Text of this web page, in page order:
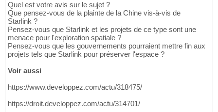
Quel est votre avis sur le sujet ?
Que pensez-vous de la plainte de la Chine vis-à-vis de
Starlink ?
Pensez-vous que Starlink et les projets de ce type sont une
menace pour l'exploration spatiale ?
Pensez-vous que les gouvernements pourraient mettre fin aux
projets tels que Starlink pour préserver l'espace ?
Voir aussi
https://www.developpez.com/actu/318475/
https://droit.developpez.com/actu/314701/